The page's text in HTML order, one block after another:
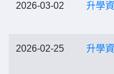
2026-03-02 升學
2026-02-25 升學